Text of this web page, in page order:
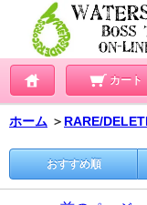
カート
ホーム ＞ RARE/
おすすめ順